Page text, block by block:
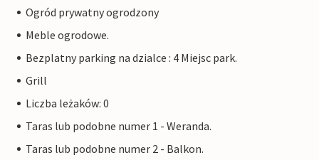
Ogród prywatny ogrodzony
Meble ogrodowe.
Bezplatny parking na dzialce : 4 Miejsc park.
Grill
Liczba leżaków: 0
Taras lub podobne numer 1 - Weranda.
Taras lub podobne numer 2 - Balkon.